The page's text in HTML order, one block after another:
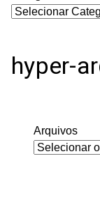
hyper-
Arquivos